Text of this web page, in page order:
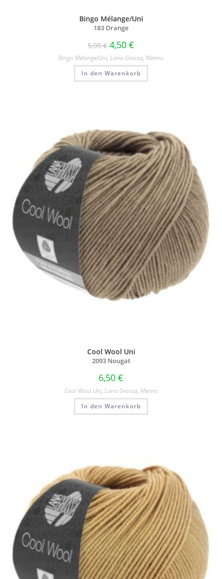
Bingo Mélange/Uni
183 Orange
5,95€ 4,50 €
Bingo Mélange/​Uni, Lana Grossa, Merino
In den Warenkorb
Cool Wool Uni
2093 Nougat
6,50 €
Cool Wool Uni, Lana Grossa, Merino
In den Warenkorb